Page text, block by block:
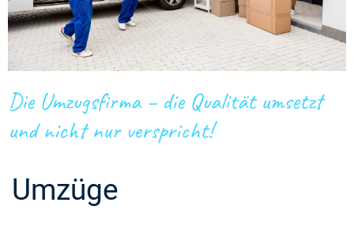
Die Umzugsfirma – die Qualität umsetzt
und nicht nur verspricht!
Umzüge